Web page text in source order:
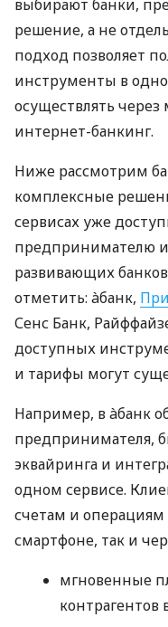
выбирают банки,
решение, а не
подход позволяет
инструменты в
осуществлять
интернет-банкинг.
Ниже рассмотрим
комплексные
сервисах уже
предпринимателю
развивающих
отметить: àбанк,
Сенс Банк,
доступных
и тарифы могут
Например, в àбанк
предпринимателя,
эквайринга и
одном сервисе.
счетам и операциям
смартфоне, так и
мгновенные
контрагентов